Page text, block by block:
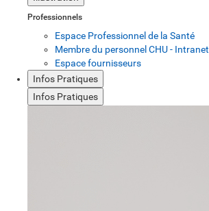
Professionnels
Espace Professionnel de la Santé
Membre du personnel CHU - Intranet
Espace fournisseurs
Infos Pratiques
Infos Pratiques